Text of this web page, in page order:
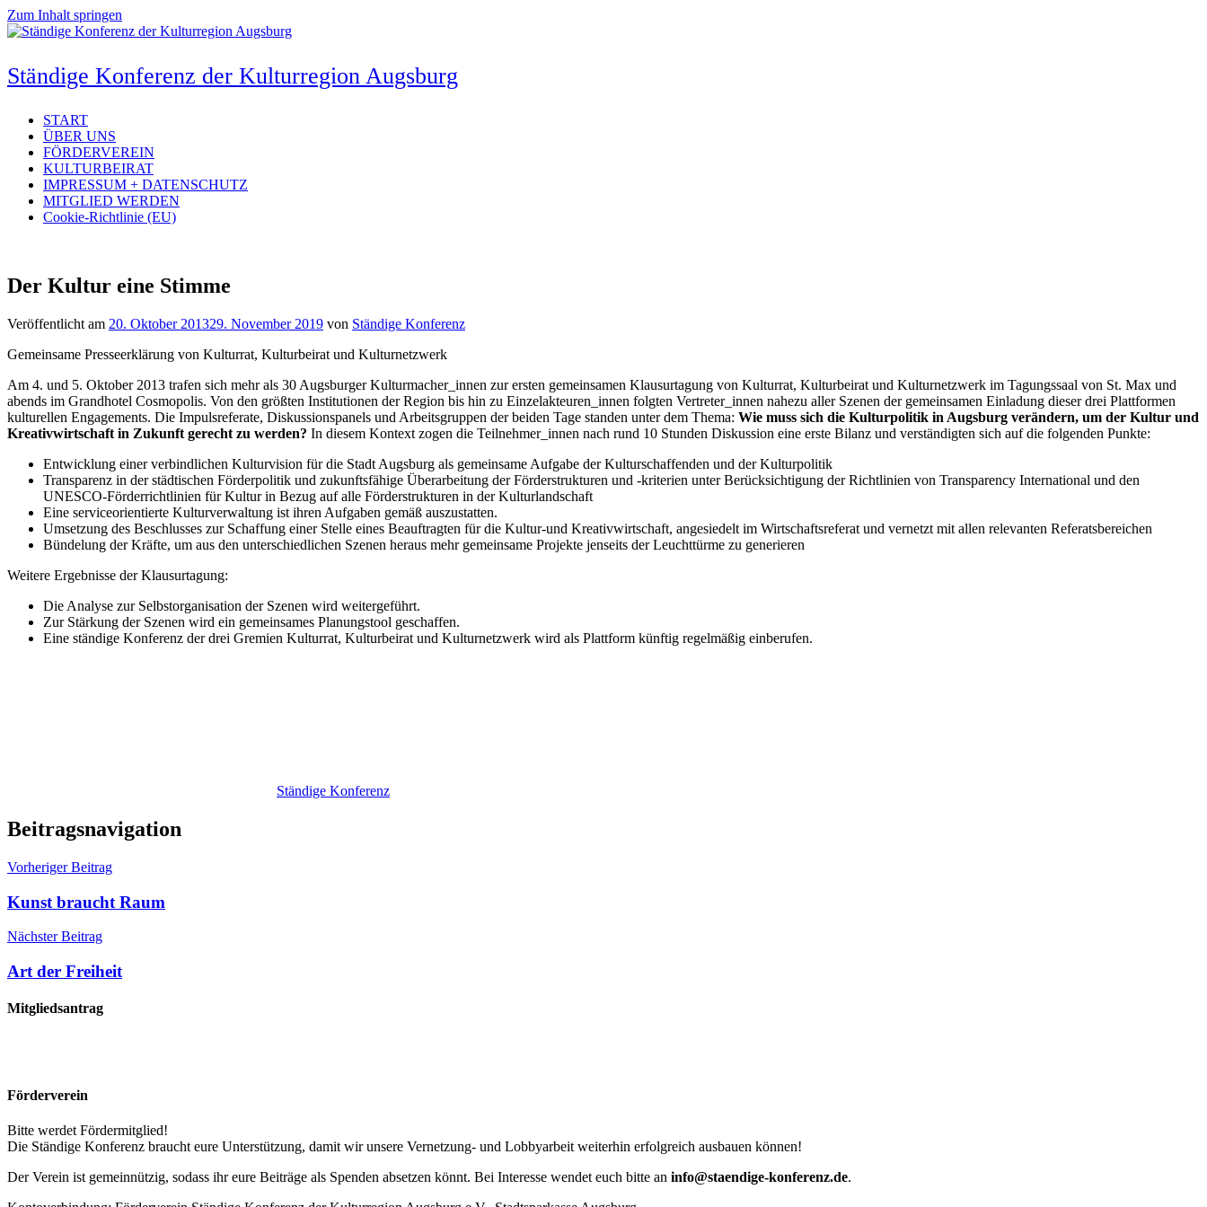
Zum Inhalt springen
Ständige Konferenz der Kulturregion Augsburg
START
ÜBER UNS
FÖRDERVEREIN
KULTURBEIRAT
IMPRESSUM + DATENSCHUTZ
MITGLIED WERDEN
Cookie-Richtlinie (EU)
Der Kultur eine Stimme
Veröffentlicht am 20. Oktober 201329. November 2019 von Ständige Konferenz
Gemeinsame Presseerklärung von Kulturrat, Kulturbeirat und Kulturnetzwerk
Am 4. und 5. Oktober 2013 trafen sich mehr als 30 Augsburger Kulturmacher_innen zur ersten gemeinsamen Klausurtagung von Kulturrat, Kulturbeirat und Kulturnetzwerk im Tagungssaal von St. Max und
abends im Grandhotel Cosmopolis. Von den größten Institutionen der Region bis hin zu Einzelakteuren_innen folgten Vertreter_innen nahezu aller Szenen der gemeinsamen Einladung dieser drei Plattformen
kulturellen Engagements. Die Impulsreferate, Diskussionspanels und Arbeitsgruppen der beiden Tage standen unter dem Thema: Wie muss sich die Kulturpolitik in Augsburg verändern, um der Kultur und
Kreativwirtschaft in Zukunft gerecht zu werden? In diesem Kontext zogen die Teilnehmer_innen nach rund 10 Stunden Diskussion eine erste Bilanz und verständigten sich auf die folgenden Punkte:
Entwicklung einer verbindlichen Kulturvision für die Stadt Augsburg als gemeinsame Aufgabe der Kulturschaffenden und der Kulturpolitik
Transparenz in der städtischen Förderpolitik und zukunftsfähige Überarbeitung der Förderstrukturen und -kriterien unter Berücksichtigung der Richtlinien von Transparency International und den
UNESCO-Förderrichtlinien für Kultur in Bezug auf alle Förderstrukturen in der Kulturlandschaft
Eine serviceorientierte Kulturverwaltung ist ihren Aufgaben gemäß auszustatten.
Umsetzung des Beschlusses zur Schaffung einer Stelle eines Beauftragten für die Kultur-und Kreativwirtschaft, angesiedelt im Wirtschaftsreferat und vernetzt mit allen relevanten Referatsbereichen
Bündelung der Kräfte, um aus den unterschiedlichen Szenen heraus mehr gemeinsame Projekte jenseits der Leuchttürme zu generieren
Weitere Ergebnisse der Klausurtagung:
Die Analyse zur Selbstorganisation der Szenen wird weitergeführt.
Zur Stärkung der Szenen wird ein gemeinsames Planungstool geschaffen.
Eine ständige Konferenz der drei Gremien Kulturrat, Kulturbeirat und Kulturnetzwerk wird als Plattform künftig regelmäßig einberufen.
Ständige Konferenz
Beitragsnavigation
Vorheriger Beitrag
Kunst braucht Raum
Nächster Beitrag
Art der Freiheit
Mitgliedsantrag
Förderverein
Bitte werdet Fördermitglied!
Die Ständige Konferenz braucht eure Unterstützung, damit wir unsere Vernetzung- und Lobbyarbeit weiterhin erfolgreich ausbauen können!
Der Verein ist gemeinnützig, sodass ihr eure Beiträge als Spenden absetzen könnt. Bei Interesse wendet euch bitte an info@staendige-konferenz.de.